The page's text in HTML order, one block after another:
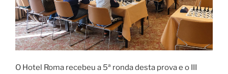
O Hotel Roma recebeu a 5ª ronda desta prova e o III